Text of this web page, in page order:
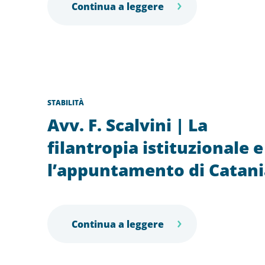
Continua a leggere
STABILITÀ
Avv. F. Scalvini | La
filantropia istituzionale e
l’appuntamento di
Continua a leggere